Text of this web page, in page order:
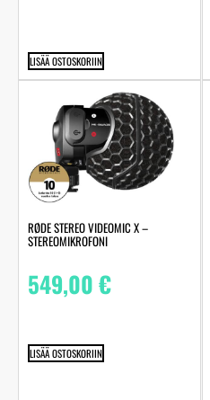
LISÄÄ OSTOSKORIIN
RØDE STEREO VIDEOMIC X –
STEREOMIKROFONI
549,00€
LISÄÄ OSTOSKORIIN